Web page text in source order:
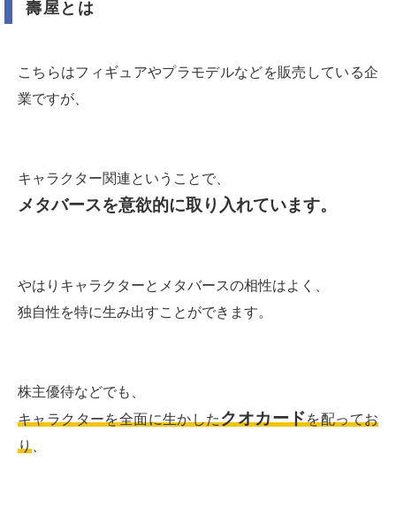
壽屋とは
こちらはフィギュアやプラモデルなどを販売している企
業ですが、
キャラクター関連ということで、
メタバースを意欲的に取り入れています。
やはりキャラクターとメタバースの相性はよく、
独自性を特に生み出すことができます。
株主優待などでも、
キャラクターを全面に生かしたクオカードを配ってお
り、